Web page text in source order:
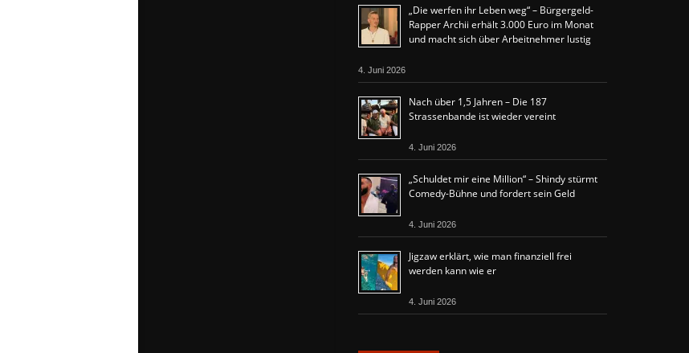
„Die werfen ihr Leben weg“ – Bürgergeld-
Rapper Archii erhält 3.000 Euro im Monat
und macht sich über Arbeitnehmer lustig
4. Juni 2026
Nach über 1,5 Jahren – Die 187
Strassenbande ist wieder vereint
4. Juni 2026
„Schuldet mir eine Million“ – Shindy stürmt
Comedy-Bühne und fordert sein Geld
4. Juni 2026
Jigzaw erklärt, wie man finanziell frei
werden kann wie er
4. Juni 2026